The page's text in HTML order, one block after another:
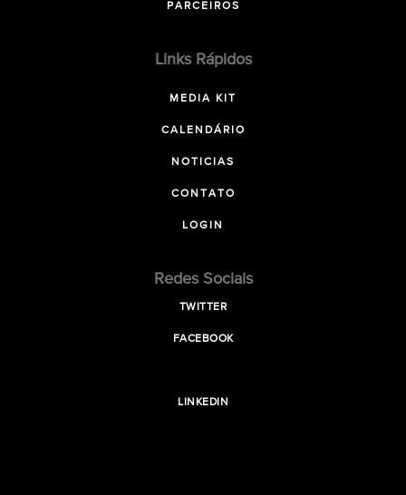
PARCEIROS
Links Rápidos
MEDIA KIT
CALENDÁRIO
NOTICIAS
CONTATO
LOGIN
Redes Sociais
TWITTER
FACEBOOK
LINKEDIN